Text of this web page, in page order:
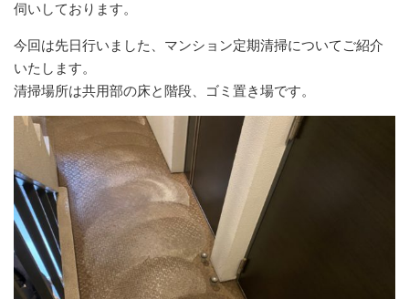
伺いしております。
今回は先日行いました、マンション定期清掃についてご紹介
いたします。
清掃場所は共用部の床と階段、ゴミ置き場です。